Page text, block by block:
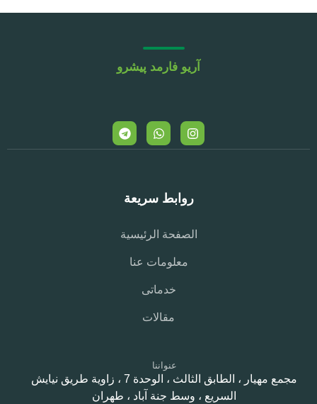
آریو فارمد پیشرو
روابط سريعة
الصفحة الرئيسية
معلومات عنا
خدماتی
مقالات
عنواننا
مجمع مهيار ، الطابق الثالث ، الوحدة 7 ، زاوية طريق نيايش
السريع ، وسط جنة آباد ، طهران